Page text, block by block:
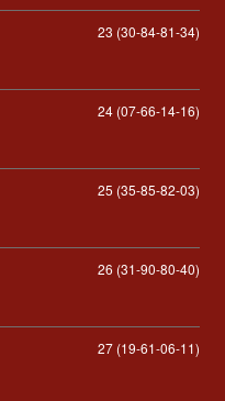
23 (30-84-81-34)
24 (07-66-14-16)
25 (35-85-82-03)
26 (31-90-80-40)
27 (19-61-06-11)